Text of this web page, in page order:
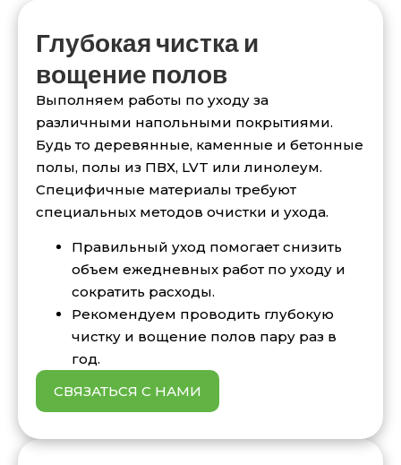
Глубокая чистка и
вощение полов
Выполняем работы по уходу за
различными напольными покрытиями.
Будь то деревянные, каменные и бетонные
полы, полы из ПВХ, LVT или линолеум.
Специфичные материалы требуют
специальных методов очистки и ухода.
Правильный уход помогает снизить
объем ежедневных работ по уходу и
сократить расходы.
Рекомендуем проводить глубокую
чистку и вощение полов пару раз в
год.
СВЯЗАТЬСЯ С НАМИ